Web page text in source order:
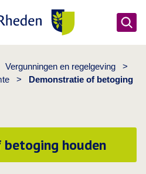
Vergunningen en regelgeving
>
>
Demonstratie of betoging
houden